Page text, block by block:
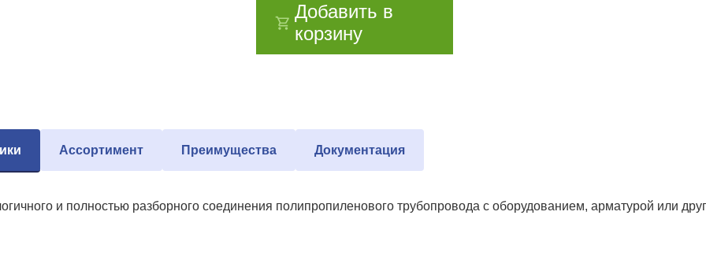
Добавить в
корзину
Ассортимент Преимущества Документация
и полностью разборного соединения полипропиленового трубопровода с оборудованием, арматурой